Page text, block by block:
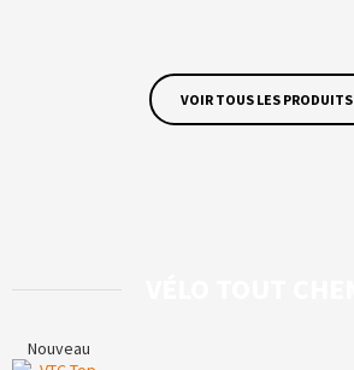
VOIR TOUS LES PRODUITS
Nouveau